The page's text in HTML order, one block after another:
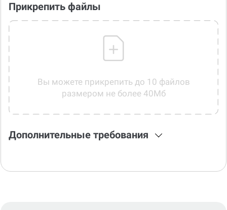
Прикрепить файлы
Вы можете прикрепить до 10 файлов
размером не более 40Мб
Дополнительные требования